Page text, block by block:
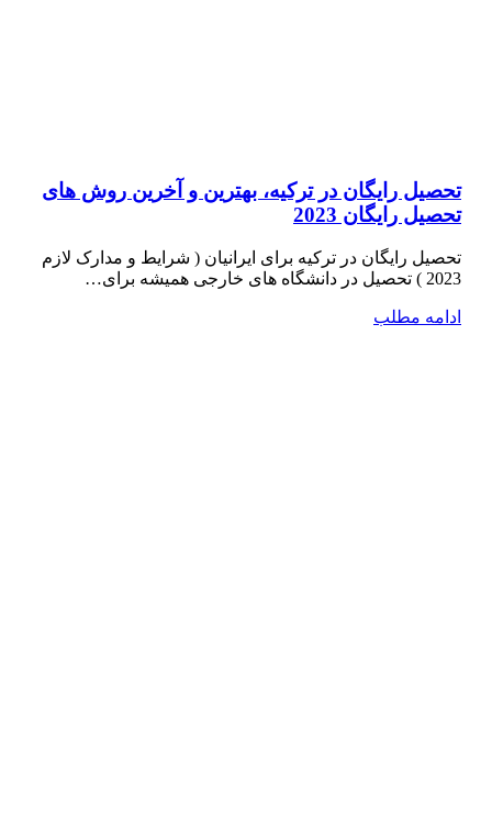
تحصیل رایگان در ترکیه، بهترین و آخرین روش های
تحصیل رایگان 2023
تحصیل رایگان در ترکیه برای ایرانیان ( شرایط و مدارک لازم
2023 ) تحصیل در دانشگاه­ های خارجی همیشه برای…
ادامه مطلب